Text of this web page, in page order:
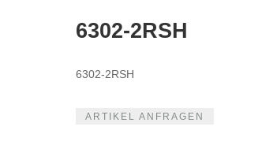
6302-2RSH
6302-2RSH
ARTIKEL ANFRAGEN